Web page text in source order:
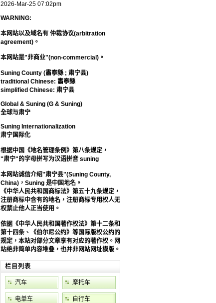
2026-Mar-25 07:02pm
WARNING:
本网站以及域名有 仲裁协议(arbitration
agreement)。
本网站是"非商业"(non-commercial)。
Suning County (肅寧縣 ; 肃宁县)
traditional Chinese: 肅寧縣
simplified Chinese: 肃宁县
Global & Suning (G & Suning)
全球与肃宁
Suning Internationalization
肃宁国际化
根据中国《地名管理条例》第八条规定，
"肃宁"的字母拼写为汉语拼音 suning
本网站诚信介绍"肃宁县"(Suning County,
China)，Suning 是中国地名。
《中华人民共和国商标法》第五十九条规定，
注册商标中含有的地名，注册商标专用权人无
权禁止他人正当使用。
依据《中华人民共和国著作权法》第十二条和
第十四条、《伯尔尼公约》等国际版权公约的
规定，本站对部分文章享有对应的著作权。网
站绝非简单内容堆叠，也并非网站网址模版。
栏目列表
汽车 摩托车
电单车 自行车